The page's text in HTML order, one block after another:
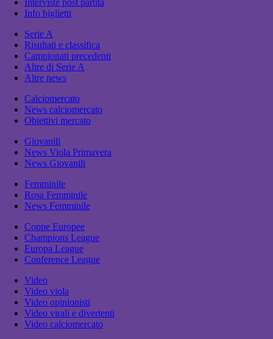
Interviste post partita
Info biglietti
Serie A
Risultati e classifica
Campionati precedenti
Altre di Serie A
Altre news
Calciomercato
News calciomercato
Obiettivi mercato
Giovanili
News Viola Primavera
News Giovanili
Femminile
Rosa Femminile
News Femminile
Coppe Europee
Champions League
Europa League
Conference League
Video
Video viola
Video opinionisti
Video virali e divertenti
Video calciomercato